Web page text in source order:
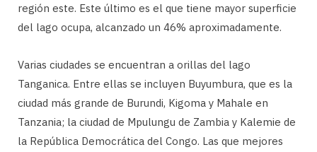
región este. Este último es el que tiene mayor superficie
del lago ocupa, alcanzado un 46% aproximadamente.
Varias ciudades se encuentran a orillas del lago
Tanganica. Entre ellas se incluyen Buyumbura, que es la
ciudad más grande de Burundi, Kigoma y Mahale en
Tanzania; la ciudad de Mpulungu de Zambia y Kalemie de
la República Democrática del Congo. Las que mejores